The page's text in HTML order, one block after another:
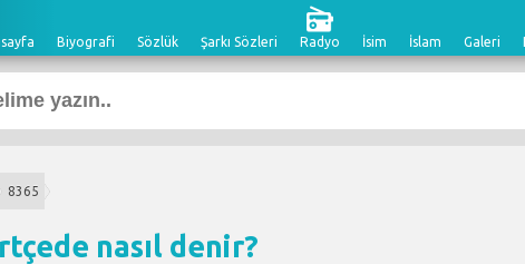
Biyografi Sözlük Şarkı Sözleri Radyo İsim İslam Galeri
8365
nasıl denir?